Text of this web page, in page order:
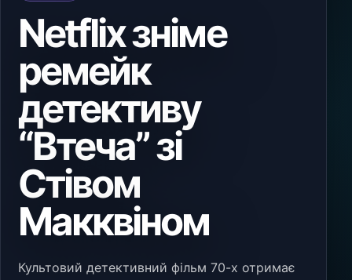
Netflix зніме
ремейк
детективу
“Втеча” зі
Стівом
Макквіном
Культовий детективний фільм 70-х отримає